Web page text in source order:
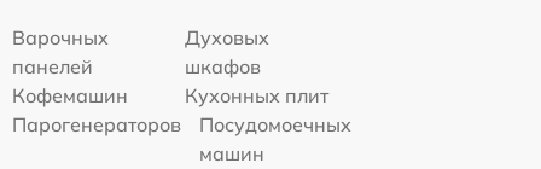
Варочных
панелей
Духовых
шкафов
Кофемашин
Кухонных плит
Парогенераторов
Посудомоечных
машин